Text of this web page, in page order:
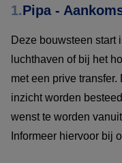
1.Pipa -
Deze bouwsteen start
luchthaven of bij het
met een prive
inzicht worden
wenst te worden
Informeer hiervoor bij